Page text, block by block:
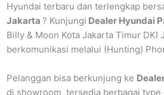
Hyundai terbaru dan terlengkap
Jakarta ? Kunjungi Dealer Hyundai
Billy & Moon Kota Jakarta Timur
berkomunikasi melalui (Hunting)
Pelanggan bisa berkunjung ke
di showroom, tersedia berbagai